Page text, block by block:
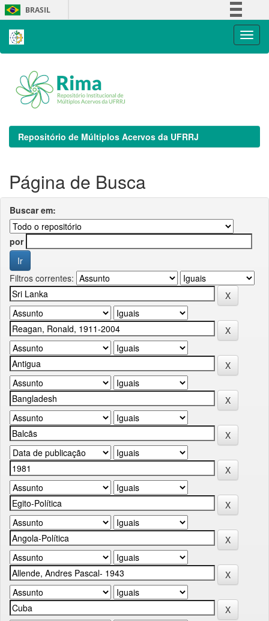
Skip
navigation
BRASIL
Repositório de Múltiplos Acervos da UFRRJ
Página de Busca
Buscar em:
por
Filtros correntes: